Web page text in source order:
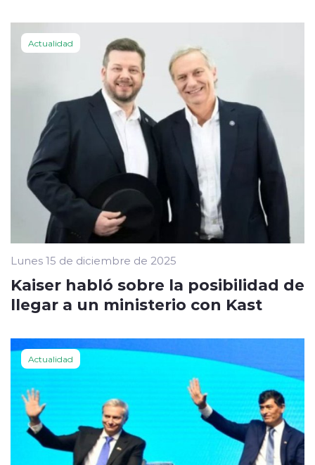
Actualidad
Lunes 15 de diciembre de 2025
Kaiser habló sobre la posibilidad de
llegar a un ministerio con Kast
Actualidad